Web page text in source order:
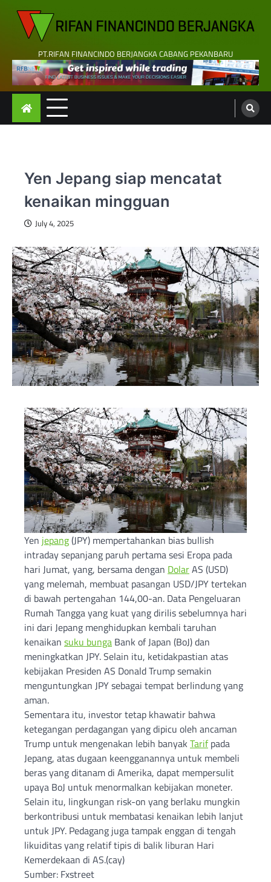
content
PT.RIFAN FINANCINDO BERJANGKA CABANG PEKANBARU
Yen Jepang siap mencatat
kenaikan mingguan
July 4, 2025
Yen jepang(JPY) mempertahankan bias bullish
intraday sepanjang paruh pertama sesi Eropa pada
hari Jumat, yang, bersama dengan DolarAS (USD)
yang melemah, membuat pasangan USD/JPY tertekan
di bawah pertengahan 144,00-an. Data Pengeluaran
Rumah Tangga yang kuat yang dirilis sebelumnya hari
ini dari Jepang menghidupkan kembali taruhan
kenaikan suku bunga Bank of Japan (BoJ) dan
meningkatkan JPY. Selain itu, ketidakpastian atas
kebijakan Presiden AS Donald Trump semakin
menguntungkan JPY sebagai tempat berlindung yang
aman.
Sementara itu, investor tetap khawatir bahwa
ketegangan perdagangan yang dipicu oleh ancaman
Trump untuk mengenakan lebih banyak Tarifpada
Jepang, atas dugaan keengganannya untuk membeli
beras yang ditanam di Amerika, dapat mempersulit
upaya BoJ untuk menormalkan kebijakan moneter.
Selain itu, lingkungan risk-on yang berlaku mungkin
berkontribusi untuk membatasi kenaikan lebih lanjut
untuk JPY. Pedagang juga tampak enggan di tengah
likuiditas yang relatif tipis di balik liburan Hari
Kemerdekaan di AS.(cay)
Sumber: Fxstreet